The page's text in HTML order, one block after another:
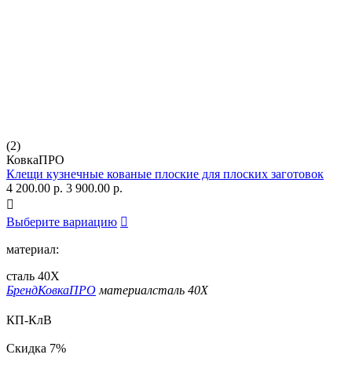
(2)
КовкаПРО
Клещи кузнечные кованые плоские для плоских заготовок
4 200.00 р. 3 900.00 р.

Выберите вариацию 
материал:
сталь 40Х
БрендКовкаПРО материалсталь 40Х
КП-КлВ
Скидка 7%